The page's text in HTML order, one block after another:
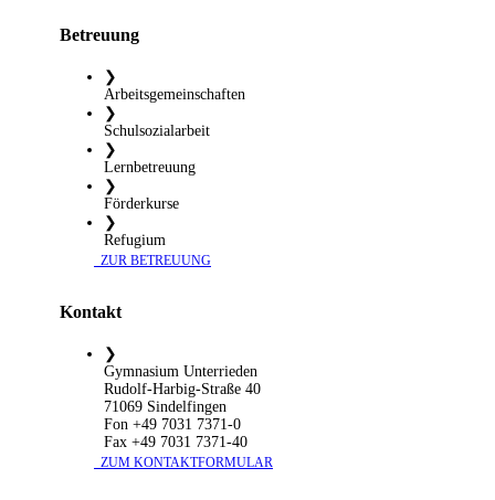
Betreuung
❯
Arbeitsgemeinschaften
❯
Schulsozialarbeit
❯
Lernbetreuung
❯
Förderkurse
❯
Refugium
​ ZUR BETREUUNG
Kontakt
❯
Gymnasium Unterrieden
Rudolf-Harbig-Straße 40
71069 Sindelfingen
Fon +49 7031 7371-0
Fax +49 7031 7371-40
​ ZUM KONTAKTFORMULAR